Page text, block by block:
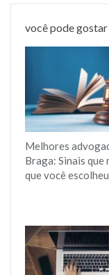
você pode
Melhores
Braga: Sinais que
que você